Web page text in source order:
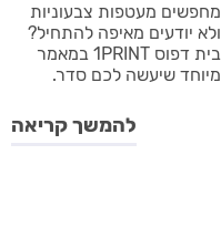
מחפשים מעטפות צבעוניות
ולא יודעים מאיפה להתחיל?
בית דפוס 1PRINT במאמר
מיוחד שיעשה לכם סדר.
להמשך קריאה